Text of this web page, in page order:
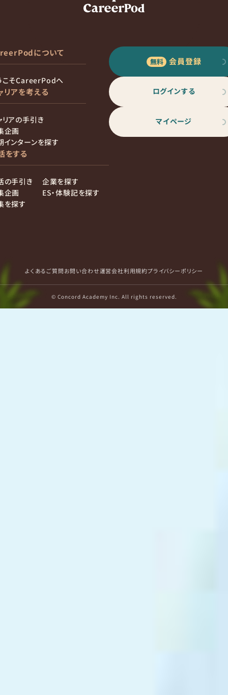
について
こそCareerPodへ
リアを考える
リアの手引き
企画
インターンを探す
をする
の手引き
企画
を探す
企業を探す
ES・体験記を探す
会員登録
ログインする
マイページ
よくあるご質問お問い合わせ運営会社利用規約プライバシーポリシー
© Concord Academy Inc. All rights reserved.